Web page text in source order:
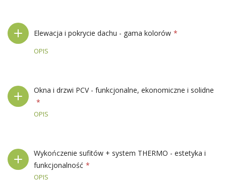
Elewacja i pokrycie dachu - gama kolorów
OPIS
Okna i drzwi PCV - funkcjonalne, ekonomiczne i solidne
OPIS
Wykończenie sufitów + system THERMO - estetyka i
funkcjonalność
OPIS